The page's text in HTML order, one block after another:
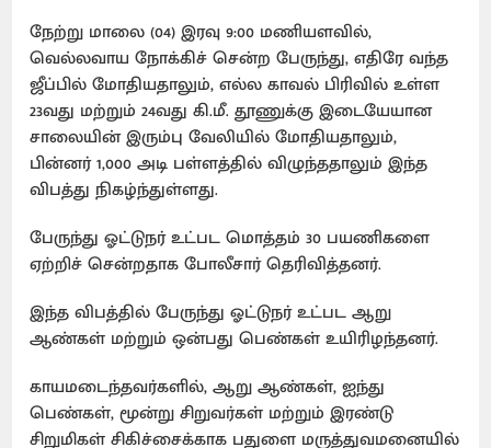
நேற்று மாலை (04) இரவு 9:00 மணியளவில்,
வெல்லவாய நோக்கிச் சென்ற பேருந்து, எதிரே வந்த
ஜீப்பில் மோதியதாலும், எல்ல காவல் பிரிவில் உள்ள
23வது மற்றும் 24வது கி.மீ. தூணுக்கு இடையேயான
சாலையின் இரும்பு வேலியில் மோதியதாலும்,
பின்னர் 1,000 அடி பள்ளத்தில் விழுந்ததாலும் இந்த
விபத்து நிகழ்ந்துள்ளது.
பேருந்து ஓட்டுநர் உட்பட மொத்தம் 30 பயணிகளை
ஏற்றிச் சென்றதாக போலீசார் தெரிவித்தனர்.
இந்த விபத்தில் பேருந்து ஓட்டுநர் உட்பட ஆறு
ஆண்கள் மற்றும் ஒன்பது பெண்கள் உயிரிழந்தனர்.
காயமடைந்தவர்களில், ஆறு ஆண்கள், ஐந்து
பெண்கள், மூன்று சிறுவர்கள் மற்றும் இரண்டு
சிறுமிகள் சிகிச்சைக்காக பதுளை மருத்துவமனையில்